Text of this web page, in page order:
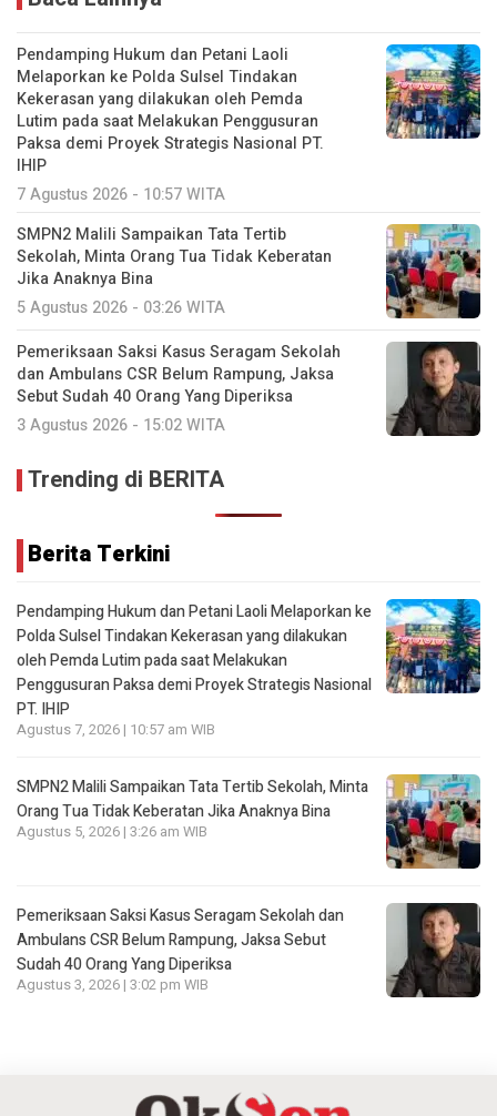
Pendamping Hukum dan Petani Laoli
Melaporkan ke Polda Sulsel Tindakan
Kekerasan yang dilakukan oleh Pemda
Lutim pada saat Melakukan Penggusuran
Paksa demi Proyek Strategis Nasional PT.
IHIP
7 Agustus 2026 - 10:57 WITA
SMPN2 Malili Sampaikan Tata Tertib
Sekolah, Minta Orang Tua Tidak Keberatan
Jika Anaknya Bina
5 Agustus 2026 - 03:26 WITA
Pemeriksaan Saksi Kasus Seragam Sekolah
dan Ambulans CSR Belum Rampung, Jaksa
Sebut Sudah 40 Orang Yang Diperiksa
3 Agustus 2026 - 15:02 WITA
Trending di BERITA
Berita Terkini
Pendamping Hukum dan Petani Laoli Melaporkan ke
Polda Sulsel Tindakan Kekerasan yang dilakukan
oleh Pemda Lutim pada saat Melakukan
Penggusuran Paksa demi Proyek Strategis Nasional
PT. IHIP
Agustus 7, 2026 | 10:57 am WIB
SMPN2 Malili Sampaikan Tata Tertib Sekolah, Minta
Orang Tua Tidak Keberatan Jika Anaknya Bina
Agustus 5, 2026 | 3:26 am WIB
Pemeriksaan Saksi Kasus Seragam Sekolah dan
Ambulans CSR Belum Rampung, Jaksa Sebut
Sudah 40 Orang Yang Diperiksa
Agustus 3, 2026 | 3:02 pm WIB